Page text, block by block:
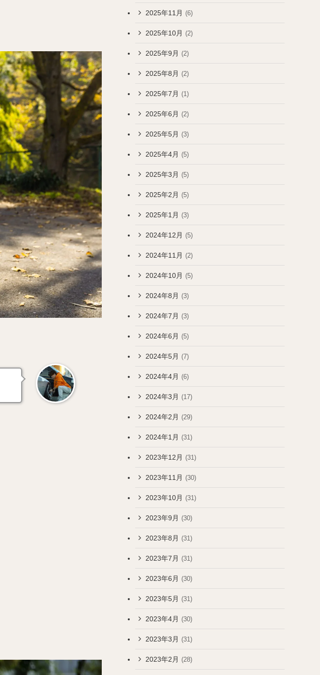
2025年11月 (6)
2025年10月 (2)
2025年9月 (2)
2025年8月 (2)
2025年7月 (1)
2025年6月 (2)
2025年5月 (3)
2025年4月 (5)
2025年3月 (5)
2025年2月 (5)
2025年1月 (3)
2024年12月 (5)
2024年11月 (2)
2024年10月 (5)
2024年8月 (3)
2024年7月 (3)
2024年6月 (5)
2024年5月 (7)
2024年4月 (6)
2024年3月 (17)
2024年2月 (29)
2024年1月 (31)
2023年12月 (31)
2023年11月 (30)
2023年10月 (31)
2023年9月 (30)
2023年8月 (31)
2023年7月 (31)
2023年6月 (30)
2023年5月 (31)
2023年4月 (30)
2023年3月 (31)
2023年2月 (28)